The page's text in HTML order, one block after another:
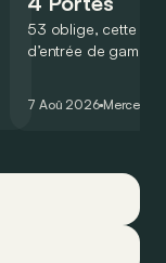
53 oblige, cette
d’entrée de
moins…
7 Aoû 2026 Mercedes